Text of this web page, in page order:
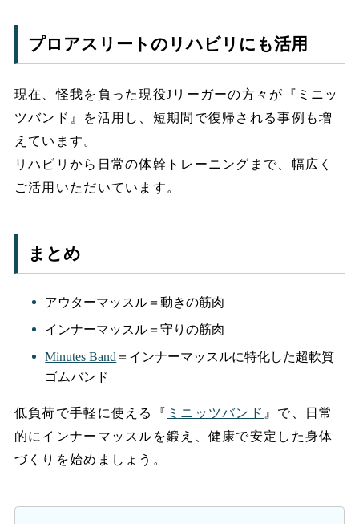
プロアスリートのリハビリにも活用
現在、怪我を負った現役Jリーガーの方々が『ミニッ
ツバンド』を活用し、短期間で復帰される事例も増
えています。
リハビリから日常の体幹トレーニングまで、幅広く
ご活用いただいています。
まとめ
アウターマッスル＝動きの筋肉
インナーマッスル＝守りの筋肉
Minutes Band ＝インナーマッスルに特化した超軟質
ゴムバンド
低負荷で手軽に使える『 ミニッツバンド 』で、日常
的にインナーマッスルを鍛え、健康で安定した身体
づくりを始めましょう。